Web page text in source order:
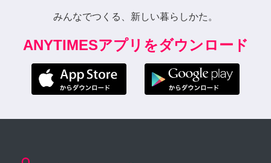
みんなでつくる、新しい暮らしかた。
ANYTIMESアプリをダウンロード